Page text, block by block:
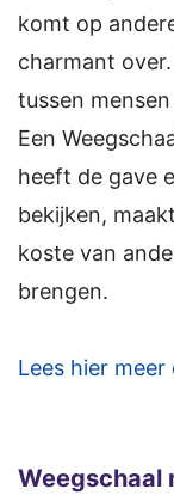
komt op
charmant
tussen
Een
heeft de gave
bekijken,
koste van
brengen.
Lees hier
Weegschaal